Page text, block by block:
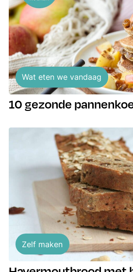
Wat eten we vandaag
10 gezonde
Zelf maken